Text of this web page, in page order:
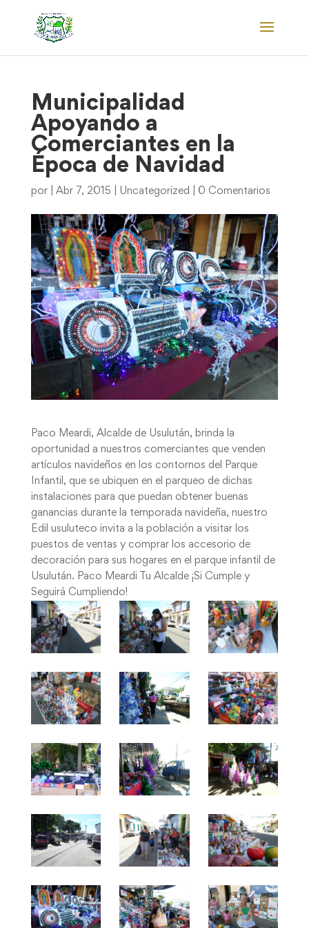
Municipalidad
Apoyando a
Comerciantes en la
Época de Navidad
por Abr 7, 2015 Uncategorized 0 Comentarios
Paco Meardi, Alcalde de Usulután, brinda la
oportunidad a nuestros comerciantes que venden
artículos navideños en los contornos del Parque
Infantil, que se ubiquen en el parqueo de dichas
instalaciones para que puedan obtener buenas
ganancias durante la temporada navideña, nuestro
Edil usuluteco invita a la población a visitar los
puestos de ventas y comprar los accesorio de
decoración para sus hogares en el parque infantil de
Usulután. Paco Meardi Tu Alcalde ¡Si Cumple y
Seguirá Cumpliendo!